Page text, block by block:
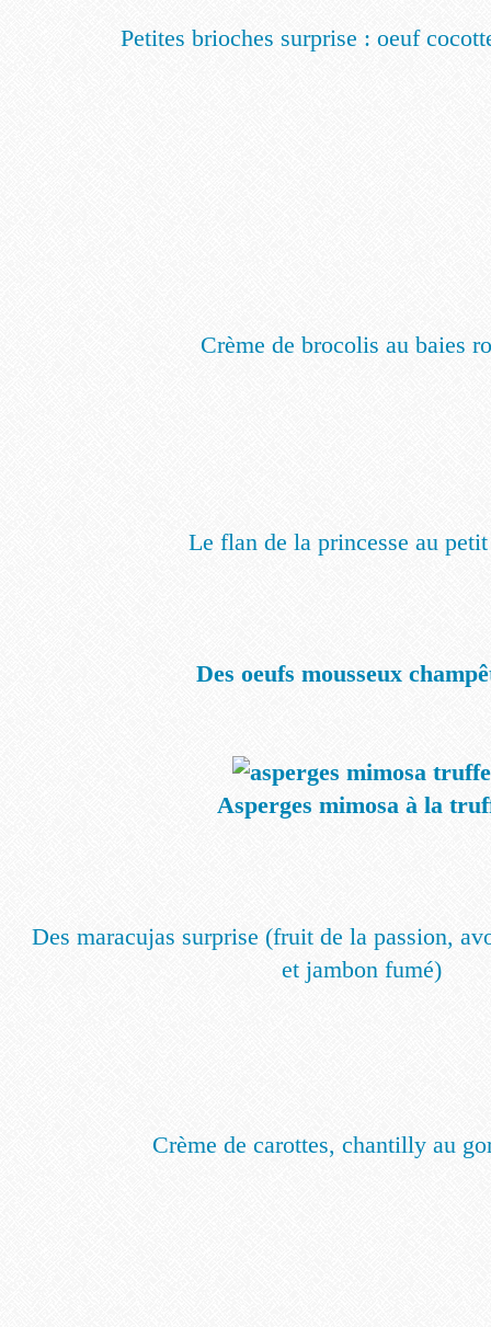
Petites brioches surprise : oeuf
Crème de brocolis au baies
Le flan de la princesse au
Des oeufs mousseux
Asperges mimosa à la
Des maracujas surprise (fruit de la passion,
et jambon fumé)
Crème de carottes, chantilly au